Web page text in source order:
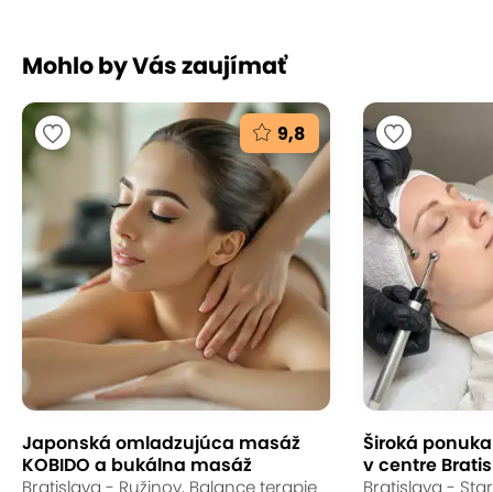
Mohlo by Vás zaujímať
9,8
Japonská omladzujúca masáž
KOBIDO a bukálna masáž
Bratislava - Ružinov, Balance terapie
Široká
v centre
Bratislava -